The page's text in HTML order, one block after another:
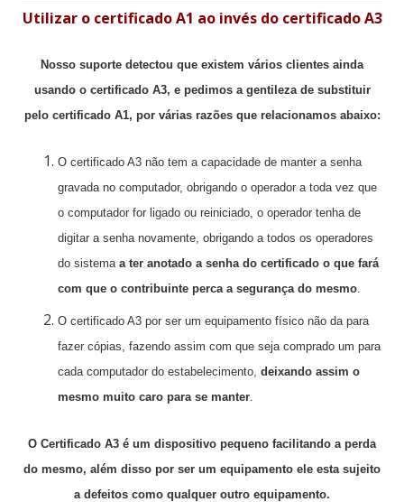
Utilizar o certificado A1 ao invés do certificado A3
Nosso suporte detectou que existem vários clientes ainda
usando o certificado A3, e pedimos a gentileza de substituir
pelo certificado A1, por várias razões que relacionamos abaixo:
O certificado A3 não tem a capacidade de manter a senha
gravada no computador, obrigando o operador a toda vez que
o computador for ligado ou reiniciado, o operador tenha de
digitar a senha novamente, obrigando a todos os operadores
do sistema a ter anotado a senha do certificado o que fará
com que o contribuinte perca a segurança do mesmo
O certificado A3 por ser um equipamento físico não da para
fazer cópias, fazendo assim com que seja comprado um para
cada computador do estabelecimento, deixando assim o
mesmo muito caro para se manter
O Certificado A3 é um dispositivo pequeno facilitando a perda
do mesmo, além disso por ser um equipamento ele esta sujeito
a defeitos como qualquer outro equipamento.